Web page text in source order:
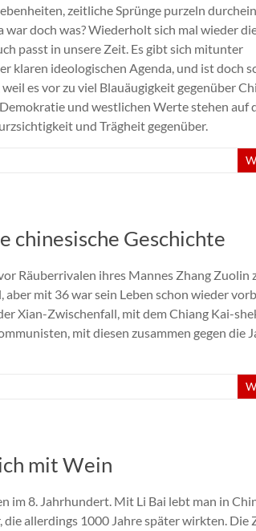
zeitliche Sprünge purzeln
war doch was? Wiederholt sich mal wieder
passt in unsere Zeit. Es gibt sich mitunter
klaren ideologischen Agenda, und ist doch
es vor zu viel Blauäugigkeit gegenüber
und westlichen Werte stehen auf
und Trägheit gegenüber.
chinesische Geschichte
Räuberrivalen ihres Mannes Zhang Zuolin
mit 36 war sein Leben schon wieder
Xian-Zwischenfall, mit dem Chiang Kai-
mit diesen zusammen gegen die
mit Wein
im 8. Jahrhundert. Mit Li Bai lebt man in
allerdings 1000 Jahre später wirkten. Die